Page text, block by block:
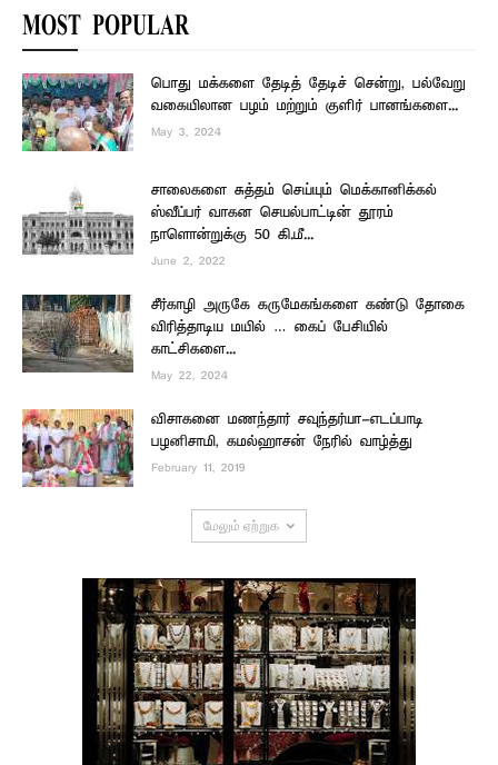
MOST POPULAR
பொது மக்களை தேடித் தேடிச் சென்று, பல்வேறு
வகையிலான பழம் மற்றும் குளிர் பானங்களை...
May 3, 2024
சாலைகளை சுத்தம் செய்யும் மெக்கானிக்கல்
ஸ்வீப்பர் வாகன செயல்பாட்டின் தூரம்
நாளொன்றுக்கு 50 கி.மீ...
June 2, 2022
சீர்காழி அருகே கருமேகங்களை கண்டு தோகை
விரித்தாடிய மயில் … கைப் பேசியில்
காட்சிகளை...
May 22, 2024
விசாகனை மணந்தார் சவுந்தர்யா-எடப்பாடி
பழனிசாமி, கமல்ஹாசன் நேரில் வாழ்த்து
February 11, 2019
மேலும் ஏற்றுக